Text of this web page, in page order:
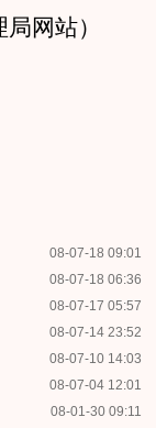
网站）
08-07-18 09:01
08-07-18 06:36
08-07-17 05:57
08-07-14 23:52
08-07-10 14:03
08-07-04 12:01
08-01-30 09:11